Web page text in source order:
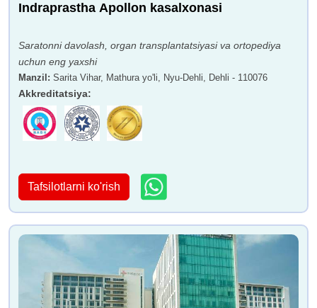
Indraprastha Apollon kasalxonasi
Saratonni davolash, organ transplantatsiyasi va ortopediya
uchun eng yaxshi
Manzil : Sarita Vihar, Mathura yo'li, Nyu-Dehli, Dehli - 110076
Akkreditatsiya:
Tafsilotlarni ko'rish